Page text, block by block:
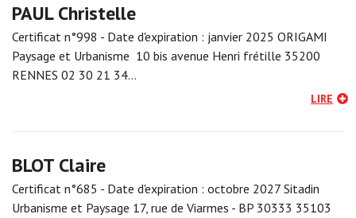
PAUL Christelle
Certificat n°998 - Date d'expiration : janvier 2025 ORIGAMI
Paysage et Urbanisme 10 bis avenue Henri frétille 35200
RENNES 02 30 21 34…
LIRE
BLOT Claire
Certificat n°685 - Date d'expiration : octobre 2027 Sitadin
Urbanisme et Paysage 17, rue de Viarmes - BP 30333 35103